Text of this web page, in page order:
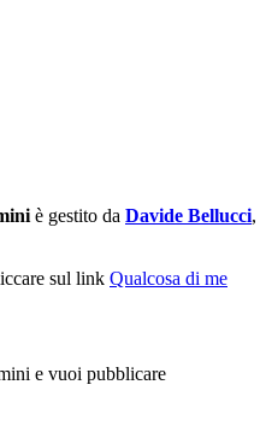
è gestito da Davide Bellucci,
sul link Qualcosa di me
e vuoi pubblicare